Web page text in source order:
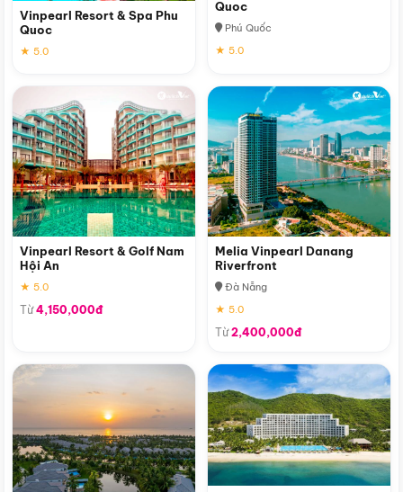
Vinpearl Resort & Spa Phu
Quoc
★ 5.0
Quoc
Phú Quốc
★ 5.0
Vinpearl Resort & Golf Nam
Hội An
★ 5.0
Từ4,150,000đ
Melia Vinpearl Danang
Riverfront
Đà Nẵng
★ 5.0
Từ2,400,000đ